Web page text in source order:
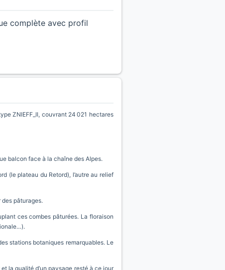
complète avec profil
ZNIEFF_II, couvrant 24 021 hectares
balcon face à la chaîne des Alpes.
(le plateau du Retord), l’autre au relief
pâturages.
ces combes pâturées. La floraison
stations botaniques remarquables. Le
la qualité d’un paysage resté à ce jour